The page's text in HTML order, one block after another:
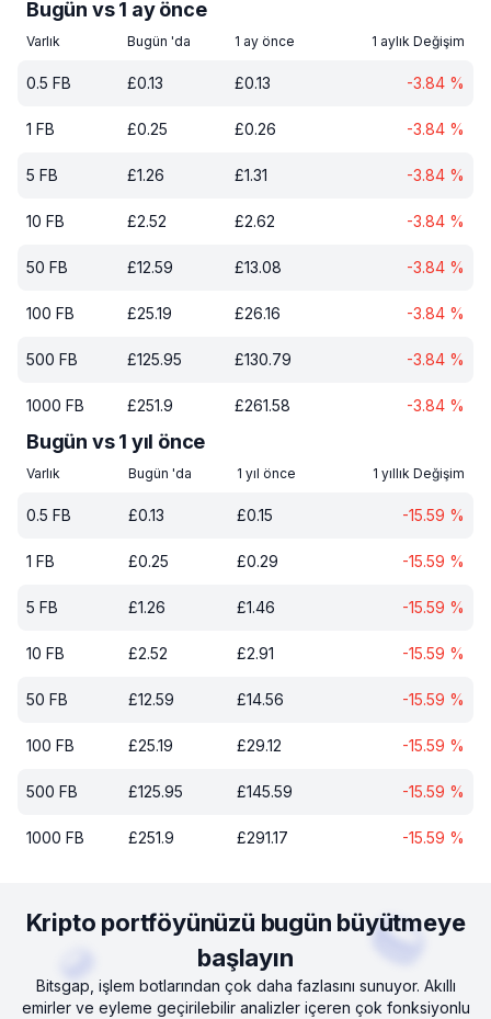
Bugün vs 1 ay önce
Varlık Bugün 'da 1 ay önce 1 aylık Değişim
0.5 FB £0.13 £0.13 -3.84 %
1 FB £0.25 £0.26 -3.84 %
5 FB £1.26 £1.31 -3.84 %
10 FB £2.52 £2.62 -3.84 %
50 FB £12.59 £13.08 -3.84 %
100 FB £25.19 £26.16 -3.84 %
500 FB £125.95 £130.79 -3.84 %
1000 FB £251.9 £261.58 -3.84 %
Bugün vs 1 yıl önce
Varlık Bugün 'da 1 yıl önce 1 yıllık Değişim
0.5 FB £0.13 £0.15 -15.59 %
1 FB £0.25 £0.29 -15.59 %
5 FB £1.26 £1.46 -15.59 %
10 FB £2.52 £2.91 -15.59 %
50 FB £12.59 £14.56 -15.59 %
100 FB £25.19 £29.12 -15.59 %
500 FB £125.95 £145.59 -15.59 %
1000 FB £251.9 £291.17 -15.59 %
Kripto portföyünüzü bugün büyütmeye
başlayın
Bitsgap, işlem botlarından çok daha fazlasını sunuyor. Akıllı
emirler ve eyleme geçirilebilir analizler içeren çok fonksiyonlu